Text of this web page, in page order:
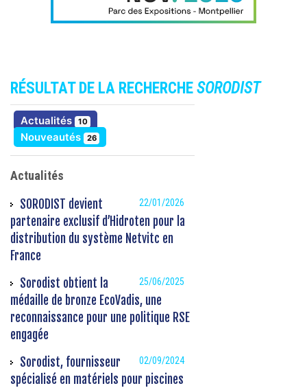
RÉSULTAT DE LA RECHERCHESORODIST
Actualités 10 résultats
Nouveautés
26 résultats
Actualités
22/01/2026
SORODIST devient
partenaire exclusif d’Hidroten pour la
distribution du système Netvitc en
France
25/06/2025
Sorodist obtient la
médaille de bronze EcoVadis, une
reconnaissance pour une politique RSE
engagée
02/09/2024
Sorodist, fournisseur
spécialisé en matériels pour piscines